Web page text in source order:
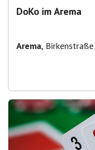
DoKo im Arema
Arema,